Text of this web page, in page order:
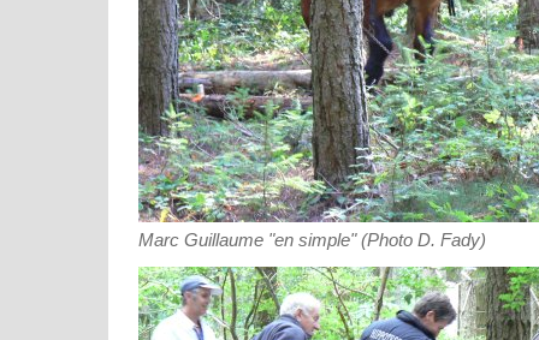
Marc Guillaume "en simple" (Photo D. Fady)